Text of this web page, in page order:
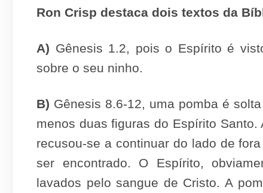
Ron Crisp destaca dois textos da
A) Gênesis 1.2, pois o Espírito é
sobre o seu ninho.
B) Gênesis 8.6-12, uma pomba é
menos duas figuras do Espírito
recusou-se a continuar do lado de
ser encontrado. O Espírito,
lavados pelo sangue de Cristo. A